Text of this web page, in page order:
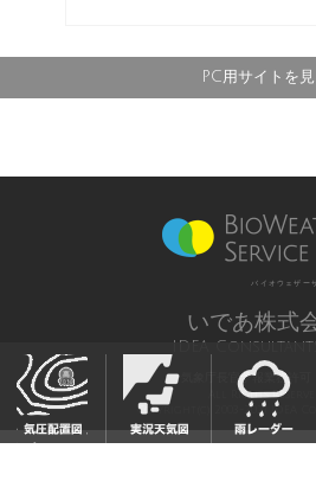
PC用サイトを
バイオウェザー
いであ株式
IDEA
気象庁長官予報業務許可
All Rights Reserved,
Copyright(c) 2003-2021 IDEA